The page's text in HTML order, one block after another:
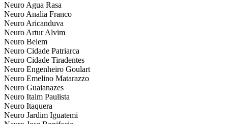
Neuro Agua Rasa
Neuro Analia Franco
Neuro Aricanduva
Neuro Artur Alvim
Neuro Belem
Neuro Cidade Patriarca
Neuro Cidade Tiradentes
Neuro Engenheiro Goulart
Neuro Emelino Matarazzo
Neuro Guaianazes
Neuro Itaim Paulista
Neuro Itaquera
Neuro Jardim Iguatemi